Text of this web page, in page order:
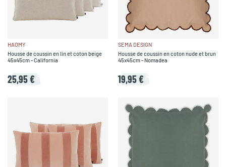
HAOMY
Housse de coussin en lin et coton beige
45x45cm - California
25,95 €
SEMA DESIGN
Housse de coussin en coton nude et brun
45x45cm - Nomadea
19,95 €